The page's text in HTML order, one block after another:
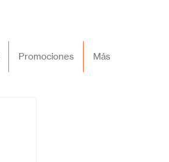
Promociones Más